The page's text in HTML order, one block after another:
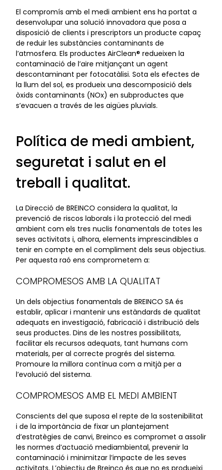
El compromís amb el medi ambient ens ha portat a
desenvolupar una solució innovadora que posa a
disposició de clients i prescriptors un producte capaç
de reduir les substàncies contaminants de
l’atmosfera. Els productes AirClean® redueixen la
contaminació de l’aire mitjançant un agent
descontaminant per fotocatàlisi. Sota els efectes de
la llum del sol, es produeix una descomposició dels
òxids contaminants (NOx) en subproductes que
s’evacuen a través de les aigües pluvials.
Política de medi ambient,
seguretat i salut en el
treball i qualitat.
La Direcció de BREINCO considera la qualitat, la
prevenció de riscos laborals i la protecció del medi
ambient com els tres nuclis fonamentals de totes les
seves activitats i, alhora, elements imprescindibles a
tenir en compte en el compliment dels seus objectius.
Per aquesta raó ens comprometem a:
COMPROMESOS AMB LA QUALITAT
Un dels objectius fonamentals de BREINCO SA és
establir, aplicar i mantenir uns estàndards de qualitat
adequats en investigació, fabricació i distribució dels
seus productes. Dins de les nostres possibilitats,
facilitar els recursos adequats, tant humans com
materials, per al correcte progrés del sistema.
Promoure la millora contínua com a mitjà per a
l’evolució del sistema.
COMPROMESOS AMB EL MEDI AMBIENT
Conscients del que suposa el repte de la sostenibilitat
i de la importància de fixar un plantejament
d’estratègies de canvi, Breinco es compromet a assolir
les normes d’actuació mediambiental, prevenir la
contaminació i minimitzar l’impacte de les seves
activitats. L’objectiu de Breinco és que no es produeixi